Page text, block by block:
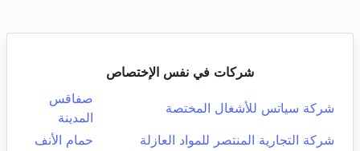
شركات في نفس الإختصاص
شركة سياتس للأشغال المختصة
صفاقس
المدينة
شركة التجارية المنتصر للمواد العازلة
حمام الأنف